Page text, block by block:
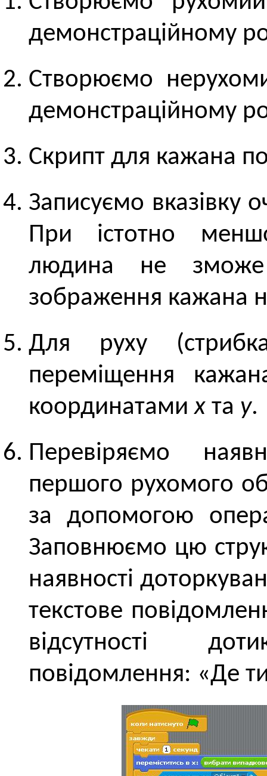
демонстраційному
Створюємо
демонстраційному
Скрипт для кажана
Записуємо вказівку
При істотно
людина не
зображення кажана
Для руху
переміщення
координатамих та y.
Перевіряємо
першого рухомого
за допомогою
Заповнюємо цю
наявності
текстове
відсутності
повідомлення: «Де